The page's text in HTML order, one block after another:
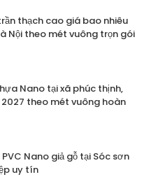
thạch cao giá bao nhiêu
Nội theo mét vuông trọn gói
Nano tại xã phúc thịnh,
2027 theo mét vuông hoàn
Nano giả gỗ tại Sóc sơn
uy tín